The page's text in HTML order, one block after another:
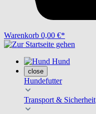
Warenkorb 0,00 €*
Hund
close
Hundefutter
Transport & Sicherheit